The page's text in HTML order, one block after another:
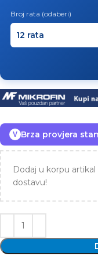
Broj rata (odaberi)
V Brza provjera
Dodaj u korpu artikal
dostavu!